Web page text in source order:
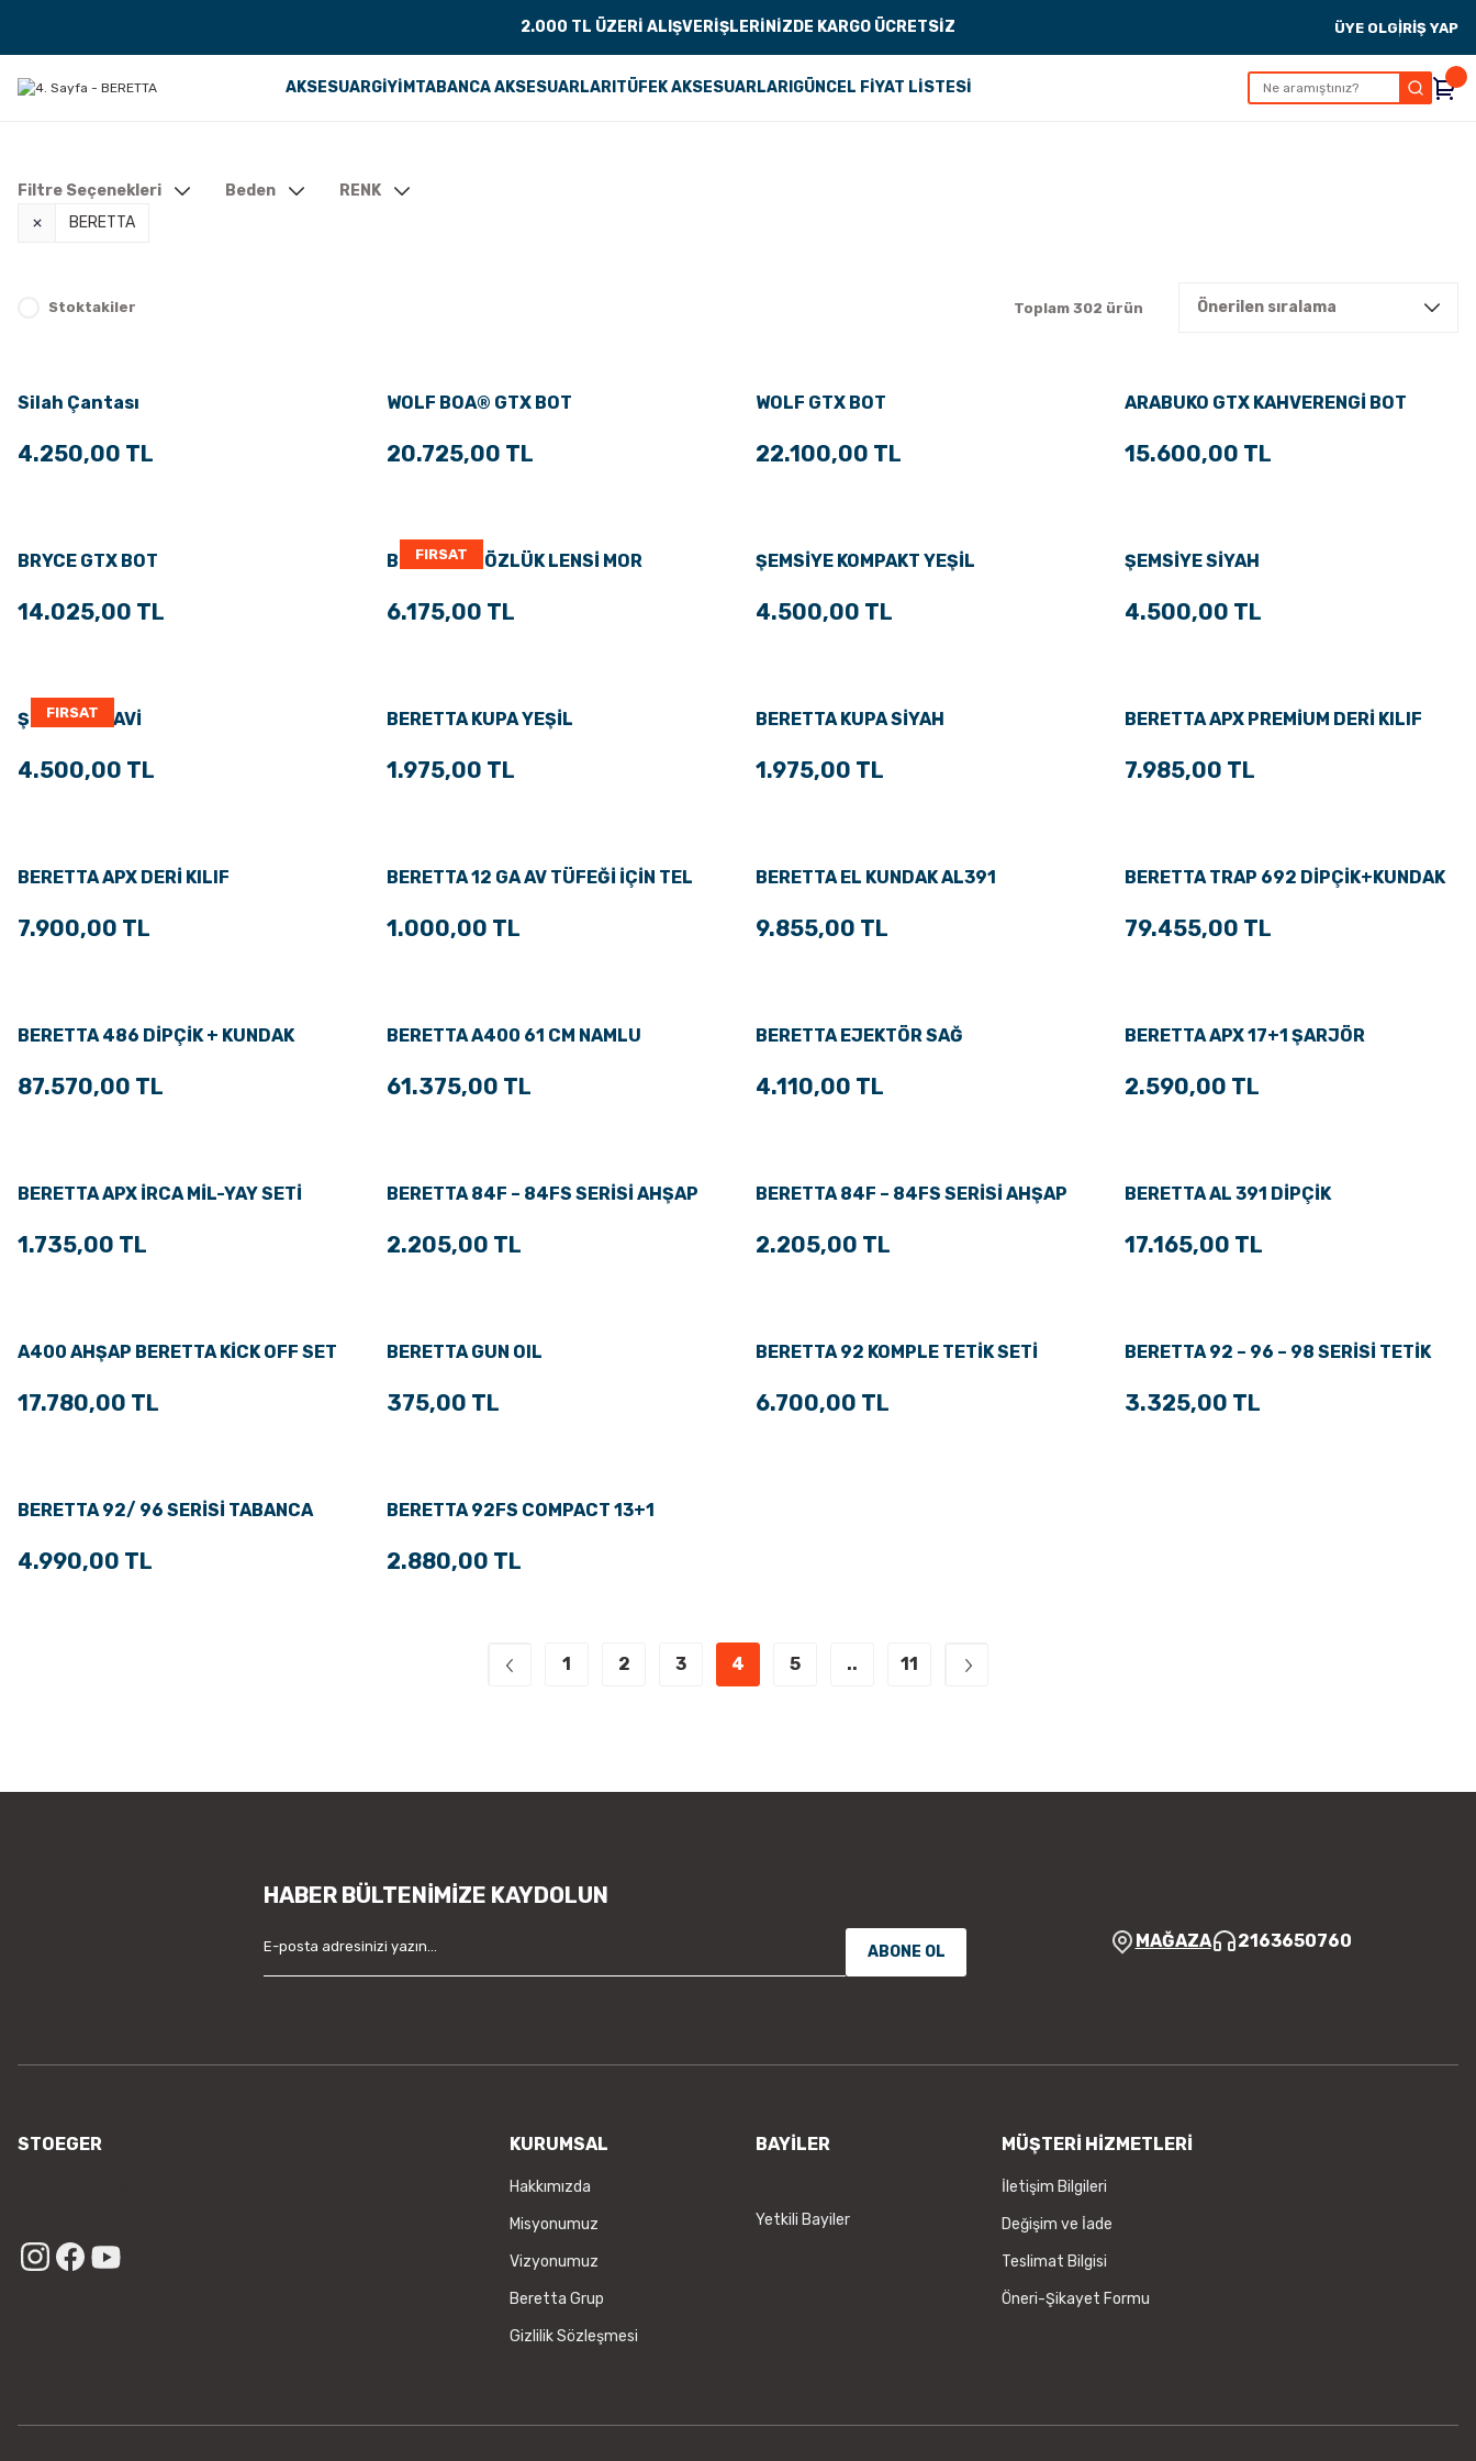
2.000 TL ÜZERİ ALIŞVERİŞLERİNİZDE KARGO ÜCRETSİZ ÜYE OLGİRİŞ YAP
AKSESUARGİYİMTABANCA AKSESUARLARI TÜFEK AKSESUARLARI GÜNCEL FİYAT LİSTESİ
Filtre Seçenekleri Beden
RENK
BERETTA
Stoktakiler Toplam 302 ürün
Silah Çantası
4.250,00 TL
WOLF BOA® GTX BOT
20.725,00 TL
WOLF GTX BOT
22.100,00 TL
ARABUKO GTX KAHVERENGİ BOT
15.600,00 TL
BRYCE GTX BOT
14.025,00 TL
FIRSAT
BERETTA GÖZLÜK LENSİ MOR
6.175,00 TL
ŞEMSİYE KOMPAKT YEŞİL
4.500,00 TL
ŞEMSİYE SİYAH
4.500,00 TL
FIRSAT
ŞEMSİYE MAVİ
4.500,00 TL
BERETTA KUPA YEŞİL
1.975,00 TL
BERETTA KUPA SİYAH
1.975,00 TL
BERETTA APX PREMİUM DERİ KILIF
7.985,00 TL
BERETTA APX DERİ KILIF
7.900,00 TL
BERETTA 12 GA AV TÜFEĞİ İÇİN TEL
1.000,00 TL
BERETTA EL KUNDAK AL391
9.855,00 TL
BERETTA TRAP 692 DİPÇİK+KUNDAK
79.455,00 TL
BERETTA 486 DİPÇİK + KUNDAK
87.570,00 TL
BERETTA A400 61 CM NAMLU
61.375,00 TL
BERETTA EJEKTÖR SAĞ
4.110,00 TL
BERETTA APX 17+1 ŞARJÖR
2.590,00 TL
BERETTA APX İRCA MİL-YAY SETİ
1.735,00 TL
BERETTA 84F – 84FS SERİSİ AHŞAP
2.205,00 TL
BERETTA 84F – 84FS SERİSİ AHŞAP
2.205,00 TL
BERETTA AL 391 DİPÇİK
17.165,00 TL
A400 AHŞAP BERETTA KİCK OFF SET
17.780,00 TL
BERETTA GUN OIL
375,00 TL
BERETTA 92 KOMPLE TETİK SETİ
6.700,00 TL
BERETTA 92 – 96 – 98 SERİSİ TETİK
3.325,00 TL
BERETTA 92/ 96 SERİSİ TABANCA
4.990,00 TL
BERETTA 92FS COMPACT 13+1
2.880,00 TL
1 2 3 4 5 .. 11
HABER BÜLTENİMİZE KAYDOLUN
ABONE OL
MAĞAZA 2163650760
STOEGER KURUMSAL
Hakkımızda
Misyonumuz
Vizyonumuz
Beretta Grup
Gizlilik Sözleşmesi
BAYİLER
Yetkili Bayiler
MÜŞTERİ HİZMETLERİ
İletişim Bilgileri
Değişim ve İade
Teslimat Bilgisi
Öneri-Şikayet Formu